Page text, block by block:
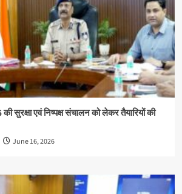
सुरक्षा एवं निष्पक्ष संचालन को लेकर तैयारियों की
June 16, 2026